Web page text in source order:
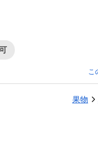
こ
果物